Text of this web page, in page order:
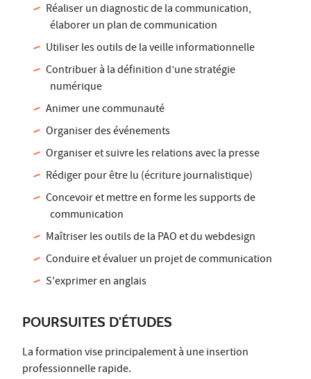
Réaliser un diagnostic de la communication,
élaborer un plan de communication
Utiliser les outils de la veille informationnelle
Contribuer à la définition d’une stratégie
numérique
Animer une communauté
Organiser des événements
Organiser et suivre les relations avec la presse
Rédiger pour être lu (écriture journalistique)
Concevoir et mettre en forme les supports de
communication
Maîtriser les outils de la PAO et du webdesign
Conduire et évaluer un projet de communication
S'exprimer en anglais
POURSUITES D'ÉTUDES
La formation vise principalement à une insertion
professionnelle rapide.